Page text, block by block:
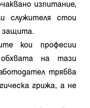
изпитание,
служителя стои
защита.
кои професии
на тази
трябва
грижа, а не